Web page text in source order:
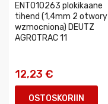
ENT010263 plokikaane
tihend (1,4mm 2 otwory
wzmocniona) DEUTZ
AGROTRAC 11
12,23 €
OSTOSKORIIN